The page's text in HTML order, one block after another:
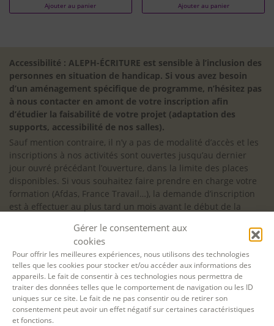
Gérer le consentement aux
cookies
Pour offrir les meilleures expériences, nous utilisons des technologies
telles que les cookies pour stocker et/ou accéder aux informations des
appareils. Le fait de consentir à ces technologies nous permettra de
traiter des données telles que le comportement de navigation ou les ID
uniques sur ce site. Le fait de ne pas consentir ou de retirer son
consentement peut avoir un effet négatif sur certaines caractéristiques
et fonctions.
Ajouter au panier Ajouter au panier
Accessibilité : ALEPH-ÉCRITURE est sensible à l’inclusion des
personnes en situation de handicap. Si vous avez besoin
d’un aménagement spécifique de programme, n’hésitez pas
à nous contacter en amont de votre inscription afin
d’étudier la faisabilité de votre projet (adaptation des
supports, accessibilité de nos salles).
Sauf mention contraire, il n’y a pas de modalité d’accès et les
inscriptions à nos activités sont ouvertes jusqu’au dernier
jour ouvré précédant l’ouverture, dans la limite des places
disponibles. Si vous souhaitez faire prendre en charge votre
formation (Afdas, France Travail…), la demande d’inscription
est à effectuer au plus tard un mois avant le début de la
NOS ATELIERS
Découverte
L’école d’écriture
La fabrique du manuscrit
Les stages pour artistes-auteurs
Se former à la biographie
Se former à l’animation